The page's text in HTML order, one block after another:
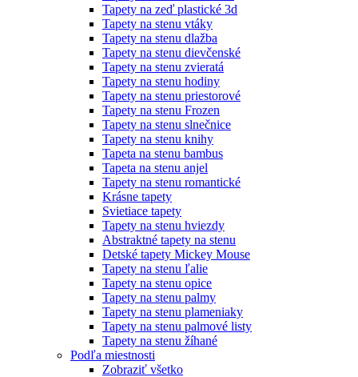
Tapety na zeď plastické 3d
Tapety na stenu vtáky
Tapety na stenu dlažba
Tapety na stenu dievčenské
Tapety na stenu zvieratá
Tapety na stenu hodiny
Tapety na stenu priestorové
Tapety na stenu Frozen
Tapety na stenu slnečnice
Tapety na stenu knihy
Tapeta na stenu bambus
Tapeta na stenu anjel
Tapety na stenu romantické
Krásne tapety
Svietiace tapety
Tapety na stenu hviezdy
Abstraktné tapety na stenu
Detské tapety Mickey Mouse
Tapety na stenu ľalie
Tapety na stenu opice
Tapety na stenu palmy
Tapety na stenu plameniaky
Tapety na stenu palmové listy
Tapety na stenu žíhané
Podľa miestnosti
Zobraziť všetko